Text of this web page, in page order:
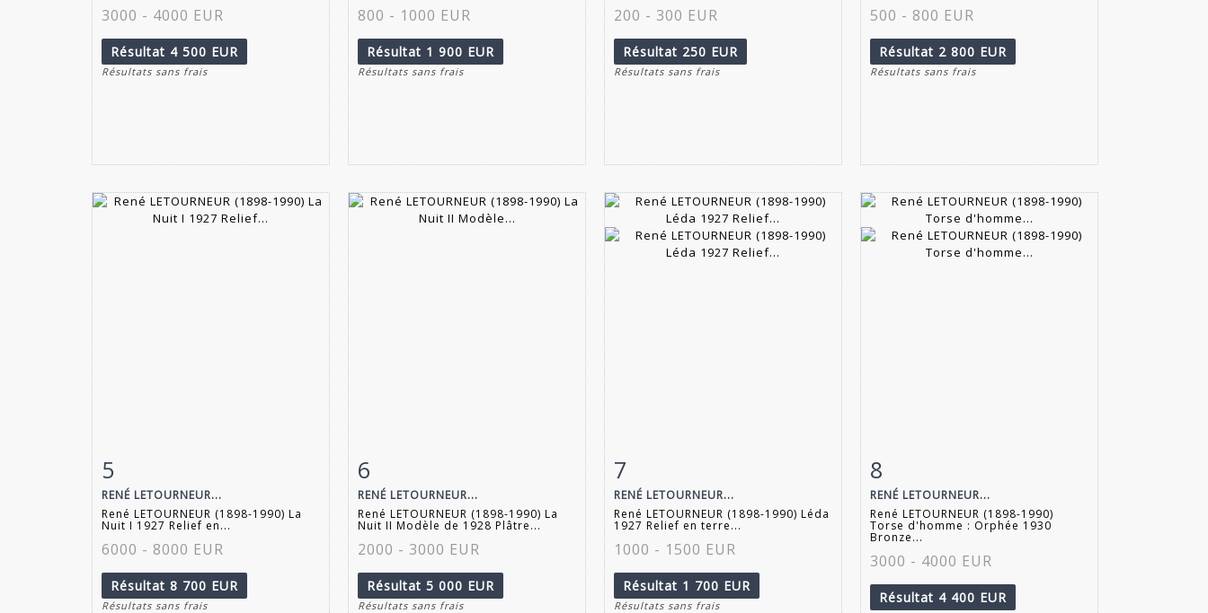
3000 - 4000 EUR
Résultat 4 500 EUR
Résultats sans frais
800 - 1000 EUR
Résultat 1 900 EUR
Résultats sans frais
200 - 300 EUR
Résultat 250 EUR
Résultats sans frais
500 - 800 EUR
Résultat 2 800 EUR
Résultats sans frais
Fiche détaillée
5
RENÉ LETOURNEUR...
René LETOURNEUR (1898-1990) La
Nuit I 1927 Relief en...
6000 - 8000 EUR
Résultat 8 700 EUR
Résultats sans frais
Fiche détaillée
6
RENÉ LETOURNEUR...
René LETOURNEUR (1898-1990) La
Nuit II Modèle de 1928 Plâtre...
2000 - 3000 EUR
Résultat 5 000 EUR
Résultats sans frais
Fiche détaillée
7
RENÉ LETOURNEUR...
René LETOURNEUR (1898-1990) Léda
1927 Relief en terre...
1000 - 1500 EUR
Résultat 1 700 EUR
Résultats sans frais
Fiche détaillée
8
RENÉ LETOURNEUR...
René LETOURNEUR (1898-1990)
Torse d'homme : Orphée 1930
Bronze...
3000 - 4000 EUR
Résultat 4 400 EUR